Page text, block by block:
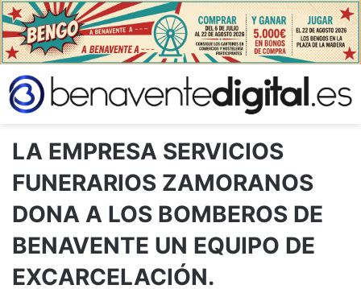
LA EMPRESA SERVICIOS
FUNERARIOS ZAMORANOS
DONA A LOS BOMBEROS DE
BENAVENTE UN EQUIPO DE
EXCARCELACIÓN.